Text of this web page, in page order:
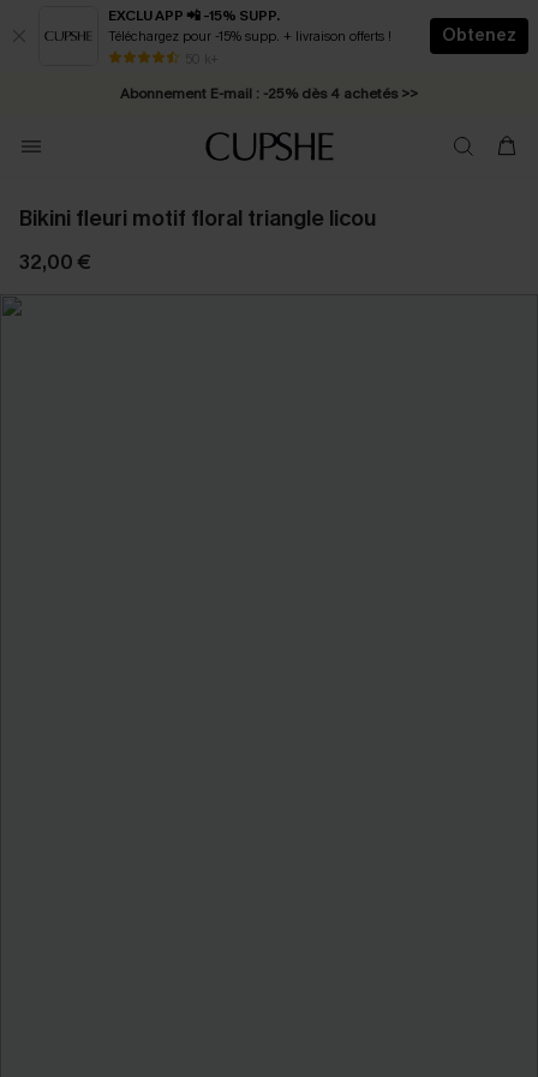
EXCLU APP 📲 -15% SUPP.
Téléchargez pour -15% supp. + livraison offerts !
50 k+
Obtenez
* Livraison éclair 2-3 jours ouvrés >>
Abonnement E-mail : -25% dès 4 achetés >>
Bikini fleuri motif floral triangle licou
32,00 €